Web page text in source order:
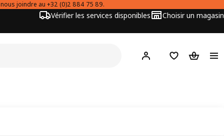
joindre au +32 (0)2 884 75 89.
Vérifier les services disponibles Choisir un magasin
Hej ! Connectez-vous
Listes dePanier